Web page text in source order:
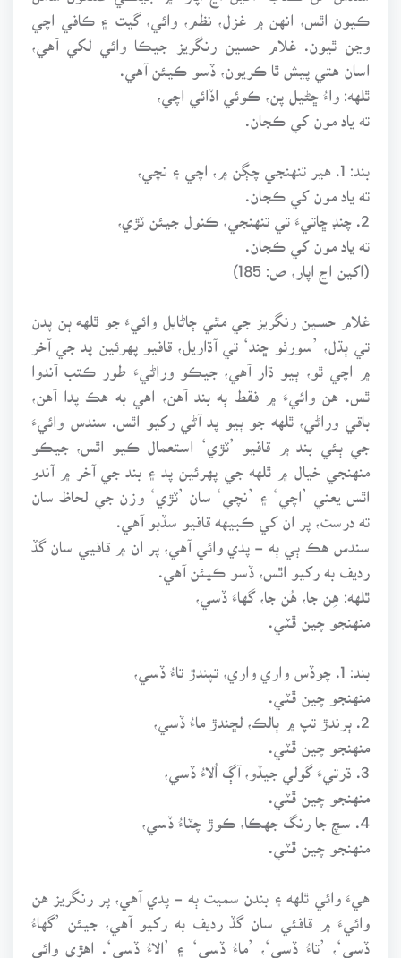
ڪيون اٿس، انهن ۾ غزل، نظم، وائي، گيت ۽ ڪافي اچي
وڃن ٿيون. غلام حسين رنگريز جيڪا وائي لکي آهي،
اسان هتي پيش ٿا ڪريون، ڏسو ڪيئن آهي.
ٿلهه: واءُ ڇڻيل پن، ڪوئي اڏائي اچي،
ته ياد مون کي ڪجان.
ته ياد مون کي ڪجان.
2. چنڊ ڇاتيءَ تي تنهنجي، ڪنول جيئن ٽڙي،
ته ياد مون کي ڪجان.
(اکين اڃ اپار، ص: 185)
غلام حسين رنگريز جي مٿي ڄاڻايل وائيءَ جو ٿلهه ٻن پدن
تي ٻڌل، ’سورٺو ڇند‘ تي آڌاريل، قافيو پهرئين پد جي آخر
۾ اچي ٿو، ٻيو ڌار آهي، جيڪو وراڻيءَ طور ڪتب آندوا
ٿس. هن وائيءَ ۾ فقط ٻه بند آهن، اهي به هڪ پدا آهن،
باقي وراڻي، ٿلهه جو ٻيو پد آڻي رکيو اٿس. سندس وائيءَ
جي ٻئي بند ۾ قافيو ’ٽڙي‘ استعمال ڪيو اٿس، جيڪو
منهنجي خيال ۾ ٿلهه جي پهرئين پد ۽ بند جي آخر ۾ آندو
اٿس يعني ’اچي‘ ۽ ’نچي‘ سان ’ٽڙي‘ وزن جي لحاظ سان
ته درست، پر ان کي ڪبيهه قافيو سڏبو آهي.
سندس هڪ ٻي ٻه - پدي وائي آهي، پر ان ۾ قافيي سان گڏ
رديف به رکيو اٿس، ڏسو ڪيئن آهي.
ٿلهه: هِن جا، هُن جا، گهاءَ ڏسي،
منهنجو چين ڦٽي.
منهنجو چين ڦٽي.
2. ٻرندڙ تپ ۾ ٻالڪ، لڇندڙ ماءُ ڏسي،
منهنجو چين ڦٽي.
3. ڌرتيءَ گولي جيڏو، آڳ اُلاءُ ڏسي،
منهنجو چين ڦٽي.
4. سچ جا رنگ جهڪا، ڪوڙ چٽاءُ ڏسي،
منهنجو چين ڦٽي.
هيءَ وائي ٿلهه ۽ بندن سميت ٻه - پدي آهي، پر رنگريز هن
وائيءَ ۾ قافئي سان گڏ رديف به رکيو آهي، جيئن ’گهاءُ
ڏسي‘، ’تاءُ ڏسي‘، ’ماءُ ڏسي‘ ۽ ’الاءُ ڏسي‘. اهڙي وائي